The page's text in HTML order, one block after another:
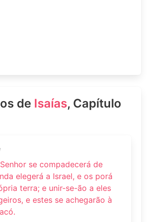
de Isaías, Capítulo
se compadecerá de
elegerá a Israel, e os porá
terra; e unir-se-ão a eles
e estes se achegarão à